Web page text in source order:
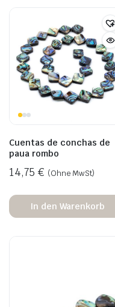
Cuentas de conchas de
paua rombo
14,75 € (Ohne MwSt)
In den Warenkorb